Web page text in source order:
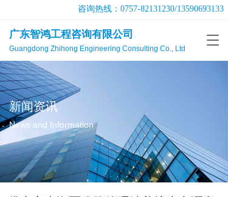
广东智鸿工程咨询有限公司
Guangdong Zhihong Engineering Consulting Co., Ltd
咨询热线： 0757-82131230/13590693133
T
g
g
a
t
新闻资讯
News and Information